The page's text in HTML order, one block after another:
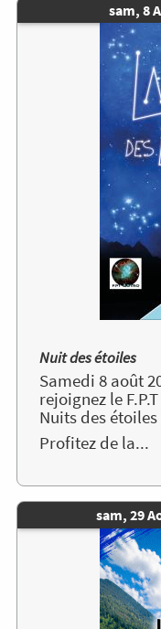
de
sam, 8
Image
Nuit des étoiles
Samedi 8 août
rejoignez le
Nuits des
Profitez de la...
de
l'évènement
sam, 29
Image